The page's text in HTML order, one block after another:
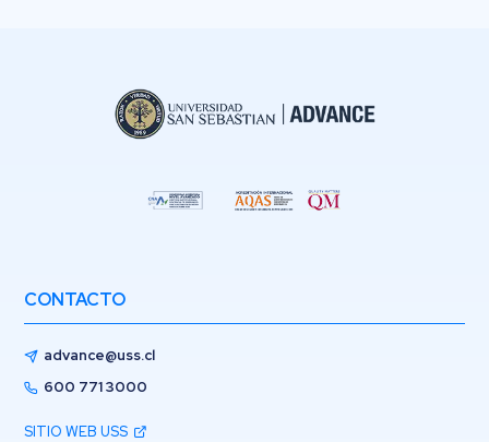
CONTACTO
advance@uss.cl
600 771 3000
SITIO WEB USS